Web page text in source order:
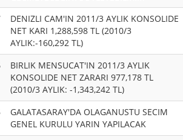
DENIZLI CAM'IN 2011/3 AYLIK KONSOLIDE
NET KARI 1,288,598 TL (2010/3
AYLIK:-160,292 TL)
BIRLIK MENSUCAT'IN 2011/3 AYLIK
KONSOLIDE NET ZARARI 977,178 TL
(2010/3 AYLIK: -1,343,242 TL)
GALATASARAY'DA OLAGANUSTU SECIM
GENEL KURULU YARIN YAPILACAK